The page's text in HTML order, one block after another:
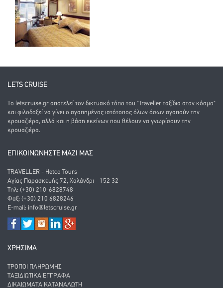
LETS CRUISE
Το letscruise.gr αποτελεί τον δικτυακό τόπο του "Traveller ταξίδια στον κόσμο"
και φιλοδοξεί να γίνει ο αγαπημένος ιστότοπος όλων όσων αγαπούν την
κρουαζιέρα, αλλά και η βάση εκείνων που θέλουν να γνωρίσουν την
κρουαζιέρα.
ΕΠΙΚΟΙΝΩΝΗΣΤΕ ΜΑΖΙ ΜΑΣ
TRAVELLER - Hetco Tours
Αγίας Παρασκευής 72, Χαλάνδρι - 152 32
Τηλ: (+30) 210-6828748
Φαξ: (+30) 210 6828246
E-mail: info@letscruise.gr
ΧΡΗΣΙΜΑ
ΤΡΌΠΟΙ ΠΛΗΡΩΜΉΣ
ΤΑΞΙΔΙΩΤΙΚΆ ΈΓΓΡΑΦΑ
ΔΙΚΑΙΏΜΑΤΑ ΚΑΤΑΝΑΛΩΤΉ